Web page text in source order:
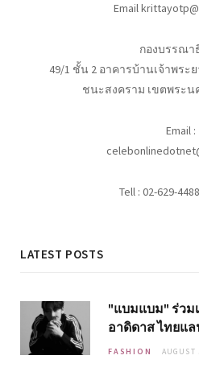
Email
กองบรรณา
49/1 ชั้น 2 อาคารบ้านเจ้าพระ
ชนะสงคราม เขตพระน
Email :
Tell : 02-629-
LATEST POSTS
"แบมแบม" ร่วม
อาดิดาส ไทยแ
FASHION AUGUST